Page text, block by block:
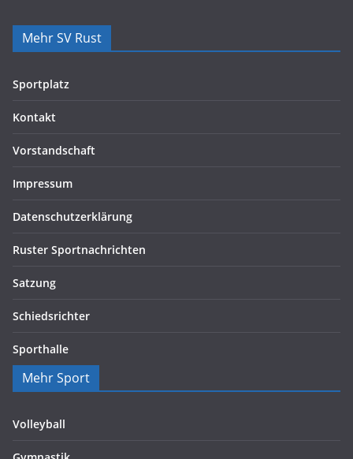
Mehr SV Rust
Sportplatz
Kontakt
Vorstandschaft
Impressum
Datenschutzerklärung
Ruster Sportnachrichten
Satzung
Schiedsrichter
Sporthalle
Mehr Sport
Volleyball